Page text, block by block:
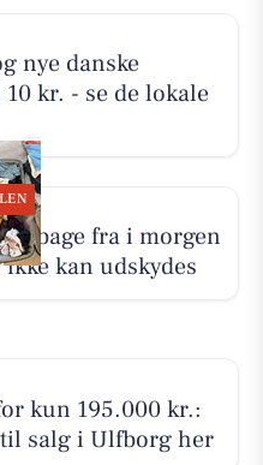
nye danske
kr. - se de lokale
tilbage fra i morgen
kan udskydes
kun 195.000 kr.:
salg i Ulfborg her